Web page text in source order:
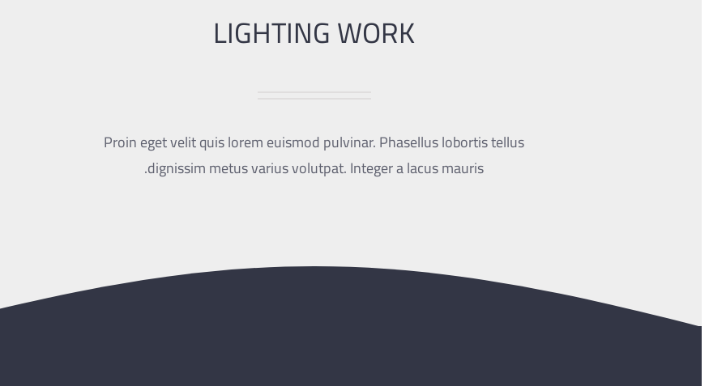
LIGHTING WORK
Proin eget velit quis lorem euismod pulvinar. Phasellus lobortis tellus
dignissim metus varius volutpat. Integer a lacus mauris.